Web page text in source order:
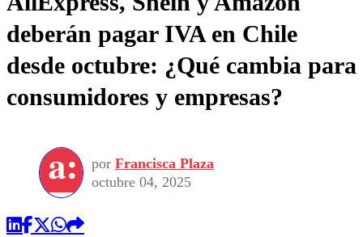
Frecuencias
Agricultura TV
Deportes
Colo Colo
Motor
Torneo Internacional
Torneo Nacional
Entretención
Noticias
Internacional
Nacional
Vida Social
Programas
Comercial
deberán pagar IVA en Chile
desde octubre: ¿Qué cambia para
consumidores y empresas?
por Francisca Plaza
octubre 04, 2025